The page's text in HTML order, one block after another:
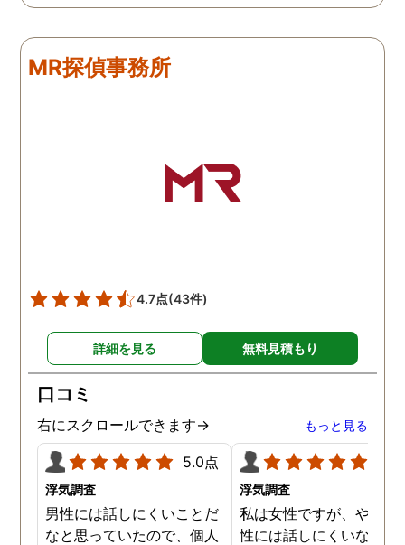
でしっかり撮ってくれたん
拠で旦那と今後の話しが早
く進みそうです。また結果
かり注意してくださる方で
した。本当に感謝してま
す。また分からない事があ
がとうございました！！
れますね。 問題がない
MR探偵事務所
4.7点(43件)
詳細を見る 無料見積もり
口コミ
右にスクロールできます→ もっと見る
5.0点
浮気調査
男性には話しにくいことだ
なと思っていたので、個人
浮気調査
私は女性ですが、やはり
性には話しにくいな。。